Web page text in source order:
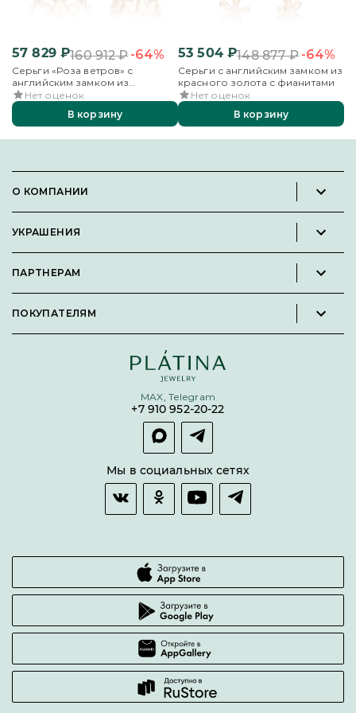
57 829₽160 912₽-64%
Серьги «Роза ветров» с
английским замком из
красного золота с фианитом
Нет оценок
В корзину
53 504₽148 877₽-64%
Серьги с английским замком из
красного золота с фианитами
Нет оценок
В корзину
О КОМПАНИИ
Вакансии
УКРАШЕНИЯ
Кольца
ПАРТНЕРАМ
Личный кабинет партнера
ПОКУПАТЕЛЯМ
Условия кредитования и рассрочки
Гарантии качества
Часто задаваемые вопросы
MAX, Telegram
+7 910 952-20-22
Мы в социальных сетях